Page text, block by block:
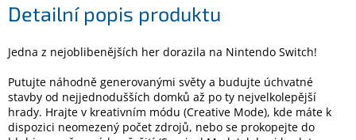
a
zahrada
Počítače
a
Detailní popis produktu
Jedna z nejoblibenějších her dorazila na Nintendo Switch!
Putujte náhodně generovanými světy a budujte úchvatné
stavby od nejjednodušších domků až po ty nejvelkolepější
hrady. Hrajte v kreativním módu (Creative Mode), kde máte k
dispozici neomezený počet zdrojů, nebo se prokopejte do